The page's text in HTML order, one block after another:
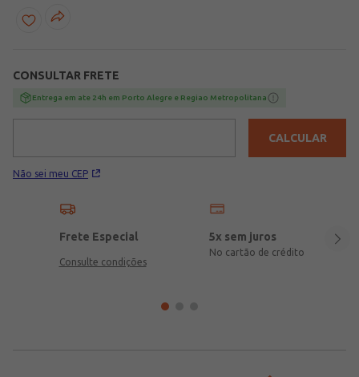
opção perfeita para compor looks casuais e confortáveis com muito
estilo em diferentes momentos da rotina!\n\nTecido: moletom
CONSULTAR FRETE
Entrega em ate 24h em Porto Alegre e Regiao Metropolitana
Não sei meu CEP
CALCULAR
Frete Especial
Consulte condições
5x sem juros
No cartão de crédito